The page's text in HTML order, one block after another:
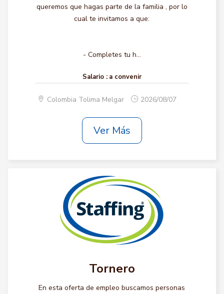
queremos que hagas parte de la familia , por lo
cual te invitamos a que:
- Completes tu h...
Salario : a convenir
Colombia Tolima Melgar 2026/08/07
Ver Más
Tornero
En esta oferta de empleo buscamos personas